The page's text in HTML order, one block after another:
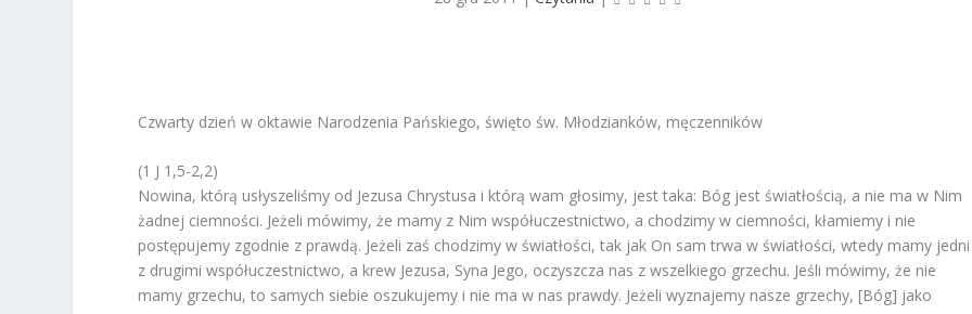
Czwarty dzień w oktawie Narodzenia Pańskiego, święto św. Młodzianków, męczenników
(1 J 1,5-2,2)
Nowina, którą usłyszeliśmy od Jezusa Chrystusa i którą wam głosimy, jest taka: Bóg jest światłością, a nie ma w Nim
żadnej ciemności. Jeżeli mówimy, że mamy z Nim współuczestnictwo, a chodzimy w ciemności, kłamiemy i nie
postępujemy zgodnie z prawdą. Jeżeli zaś chodzimy w światłości, tak jak On sam trwa w światłości, wtedy mamy jedni
z drugimi współuczestnictwo, a krew Jezusa, Syna Jego, oczyszcza nas z wszelkiego grzechu. Jeśli mówimy, że nie
mamy grzechu, to samych siebie oszukujemy i nie ma w nas prawdy. Jeżeli wyznajemy nasze grzechy, [Bóg] jako